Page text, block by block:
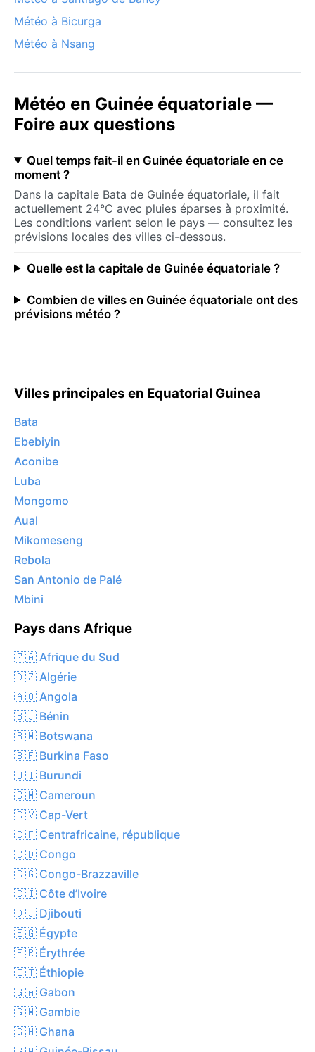
Météo à Bicurga
Météo à Nsang
Météo en Guinée équatoriale —
Foire aux questions
Quel temps fait-il en Guinée équatoriale en ce
moment ?
Dans la capitale Bata de Guinée équatoriale, il fait
actuellement 24°C avec pluies éparses à proximité.
Les conditions varient selon le pays — consultez les
prévisions locales des villes ci-dessous.
Quelle est la capitale de Guinée équatoriale ?
Combien de villes en Guinée équatoriale ont des
prévisions météo ?
Villes principales en Equatorial Guinea
Bata
Ebebiyin
Aconibe
Luba
Mongomo
Aual
Mikomeseng
Rebola
San Antonio de Palé
Mbini
Pays dans Afrique
🇿🇦 Afrique du Sud
🇩🇿 Algérie
🇦🇴 Angola
🇧🇯 Bénin
🇧🇼 Botswana
🇧🇫 Burkina Faso
🇧🇮 Burundi
🇨🇲 Cameroun
🇨🇻 Cap-Vert
🇨🇫 Centrafricaine, république
🇨🇩 Congo
🇨🇬 Congo-Brazzaville
🇨🇮 Côte d’Ivoire
🇩🇯 Djibouti
🇪🇬 Égypte
🇪🇷 Érythrée
🇪🇹 Éthiopie
🇬🇦 Gabon
🇬🇲 Gambie
🇬🇭 Ghana